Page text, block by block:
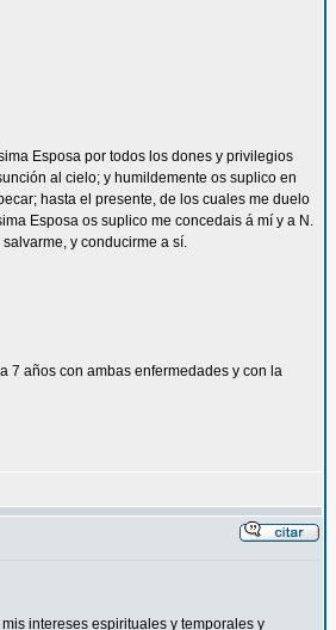
Esposa por todos los dones y privilegios
al cielo; y humildemente os suplico en
hasta el presente, de los cuales me duelo
Esposa os suplico me concedais á mí y a N.
y conducirme a sí.
7 años con ambas enfermedades y con la
intereses espirituales y temporales y